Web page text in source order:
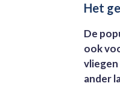
Het
De
ook
ander